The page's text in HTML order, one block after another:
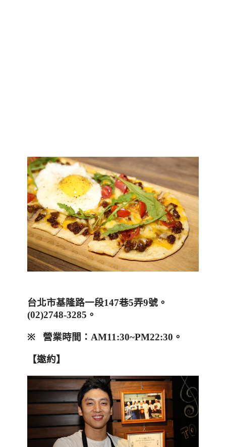
台北市基隆路一段147巷5弄9號。
(02)2748-3285 。
※ 營業時間：AM11:30~PM22:30 。
【邀約】